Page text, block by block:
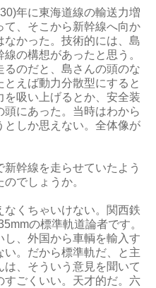
年に東海道線の輸送力増
、そこから新幹線へ向か
なかった。技術的には、島
の構想があったと思う。
るのだと、島さんの頭のな
えば動力分散型にすると
吸い上げるとか、安全装
にあった。当時はわから
としか思えない。全体像が
幹線を走らせていたよう
でしょうか。
くちゃいけない。関西鉄
の標準軌道論者です。
、外国から車輌を輸入す
い。だから標準軌だ、と主
、そういう意見を聞いて
ごくいい。天才的だ。六